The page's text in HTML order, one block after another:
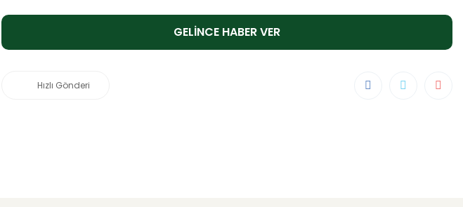
GELİNCE HABER VER
Hızlı Gönderi